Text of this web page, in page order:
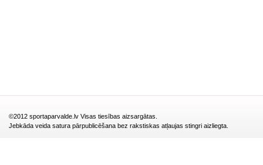
©2012 sportaparvalde.lv Visas tiesības aizsargātas.
Jebkāda veida satura pārpublicēšana bez rakstiskas atļaujas stingri aizliegta.